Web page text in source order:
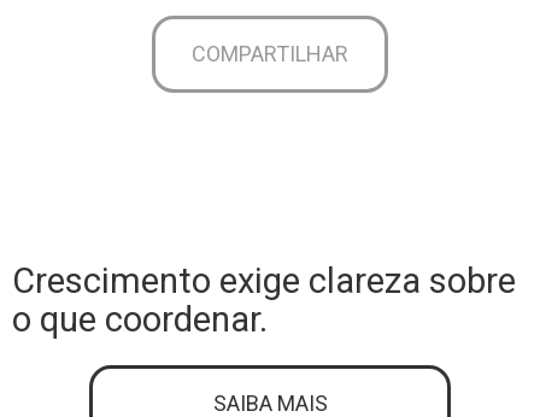
COMPARTILHAR
Crescimento exige clareza sobre
o que coordenar.
SAIBA MAIS